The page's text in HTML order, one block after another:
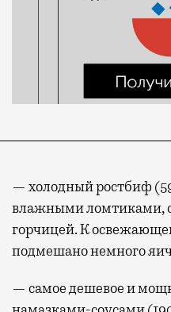
— холодный ростбиф
влажными ломтиками,
горчицей. К
подмешано немного
— самое дешевое и